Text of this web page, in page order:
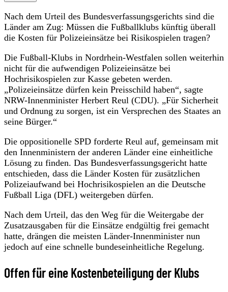
Nach dem Urteil des Bundesverfassungsgerichts sind die
Länder am Zug: Müssen die Fußballklubs künftig überall
die Kosten für Polizeieinsätze bei Risikospielen tragen?
Die Fußball-Klubs in Nordrhein-Westfalen sollen weiterhin
nicht für die aufwendigen Polizeieinsätze bei
Hochrisikospielen zur Kasse gebeten werden.
„Polizeieinsätze dürfen kein Preisschild haben“, sagte
NRW-Innenminister Herbert Reul (CDU). „Für Sicherheit
und Ordnung zu sorgen, ist ein Versprechen des Staates an
seine Bürger.“
Die oppositionelle SPD forderte Reul auf, gemeinsam mit
den Innenministern der anderen Länder eine einheitliche
Lösung zu finden. Das Bundesverfassungsgericht hatte
entschieden, dass die Länder Kosten für zusätzlichen
Polizeiaufwand bei Hochrisikospielen an die Deutsche
Fußball Liga (DFL) weitergeben dürfen.
Nach dem Urteil, das den Weg für die Weitergabe der
Zusatzausgaben für die Einsätze endgültig frei gemacht
hatte, drängen die meisten Länder-Innenminister nun
jedoch auf eine schnelle bundeseinheitliche Regelung.
Offen für eine Kostenbeteiligung der Klubs